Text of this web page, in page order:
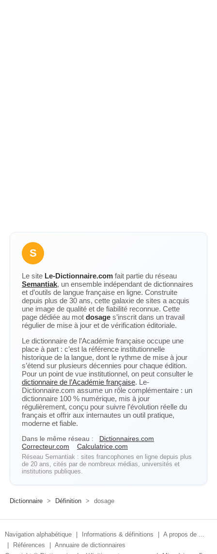
S
Le site Le-Dictionnaire.com fait partie du réseau
Semantiak, un ensemble indépendant de dictionnaires
et d’outils de langue française en ligne. Construite
depuis plus de 30 ans, cette galaxie de sites a acquis
une image de qualité et de fiabilité reconnue. Cette
page dédiée au mot dosage s’inscrit dans un travail
régulier de mise à jour et de vérification éditoriale.
Le dictionnaire de l’Académie française occupe une
place à part : c’est la référence institutionnelle
historique de la langue, dont le rythme de mise à jour
s’étend sur plusieurs décennies pour chaque édition.
Pour un point de vue institutionnel, on peut consulter le
dictionnaire de l’Académie française. Le-
Dictionnaire.com assume un rôle complémentaire : un
dictionnaire 100 % numérique, mis à jour
régulièrement, conçu pour suivre l’évolution réelle du
français et offrir aux internautes un outil pratique,
moderne et fiable.
Dans le même réseau :
Dictionnaires.com
Correcteur.com
Calculatrice.com
Réseau Semantiak : sites francophones en ligne depuis plus
de 20 ans, cités par de nombreux médias, universités et
institutions publiques.
Dictionnaire > Définition > dosage
Navigation alphabétique Informations & définitions
A propos de ...
Références
Annuaire de dictionnaires